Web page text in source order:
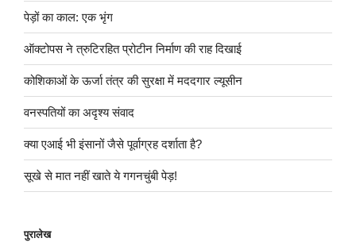
पेड़ों का काल: एक भृंग
ऑक्टोपस ने त्रुटिरहित प्रोटीन निर्माण की राह दिखाई
कोशिकाओं के ऊर्जा तंत्र की सुरक्षा में मददगार ल्यूसीन
वनस्पतियों का अदृश्य संवाद
क्या एआई भी इंसानों जैसे पूर्वाग्रह दर्शाता है?
सूखे से मात नहीं खाते ये गगनचुंबी पेड़!
पुरालेख